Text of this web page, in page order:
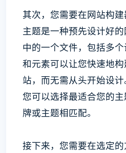
其次，您需要在网站构建
主题是一种预先设计好
中的一个文件，包括多
和元素可以让您快速地
站，而无需从头开始设计
您可以选择最适合您的
牌或主题相匹配。
接下来，您需要在选定